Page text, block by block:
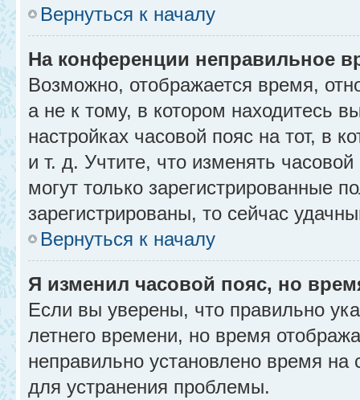
Вернуться к началу
На конференции неправильное
Возможно, отображается время,
а не к тому, в котором находитесь
настройках часовой пояс на тот, в
и т. д. Учтите, что изменять
могут только зарегистрированные
зарегистрированы, то сейчас
Вернуться к началу
Я изменил часовой пояс, но
Если вы уверены, что правильно
летнего времени, но время
неправильно установлено время
для устранения проблемы.